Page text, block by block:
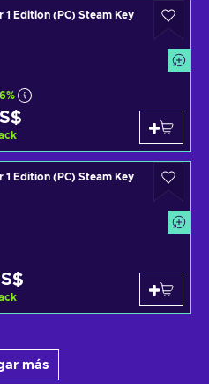
1 Edition (PC) Steam Key
1 Edition (PC) Steam Key
más